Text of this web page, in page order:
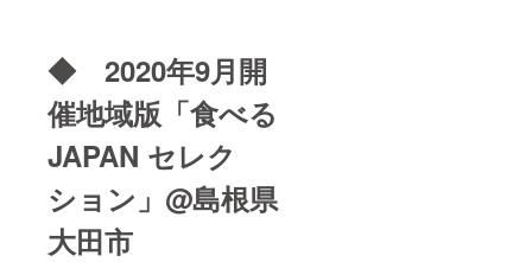
◆ 2020年9月開
催地域版「食べる
JAPAN セレク
ション」@島根県
大田市